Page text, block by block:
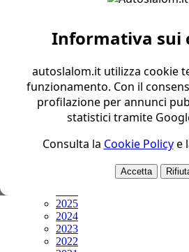
Informativa sui
autoslalom.it utilizza cookie
funzionamento. Con il
profilazione per annunci
statistici tramite
Consulta la Cookie Policye
Accetta
Trofeo Centro Sud
Coppa Zona 1
Coppa Zona 2
Coppa Zona 3
Coppa Zona 4
Coppa Zona 5
2025
2024
2023
2022